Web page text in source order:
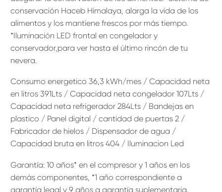
conservación Haceb Himalaya, alarga la vida de los
alimentos y los mantiene frescos por más tiempo.
*Iluminación LED frontal en congelador y
conservador,para ver hasta el último rincón de tu
nevera.
Consumo energetico 36,3 kWh/mes / Capacidad neta
en litros 391Lts / Capacidad neta congelador 107Lts /
Capacidad neta refrigerador 284Lts / Bandejas en
plastico / Panel digital / cantidad de puertas 2 /
Fabricador de hielos / Dispensador de agua /
Capacidad bruta en litros 404 / Iluminacion Led
Garantía: 10 años* en el compresor y 1 años en los
demás componentes, *1 año correspondiente a
garantía legal y 9 años a garantía suplementaria.